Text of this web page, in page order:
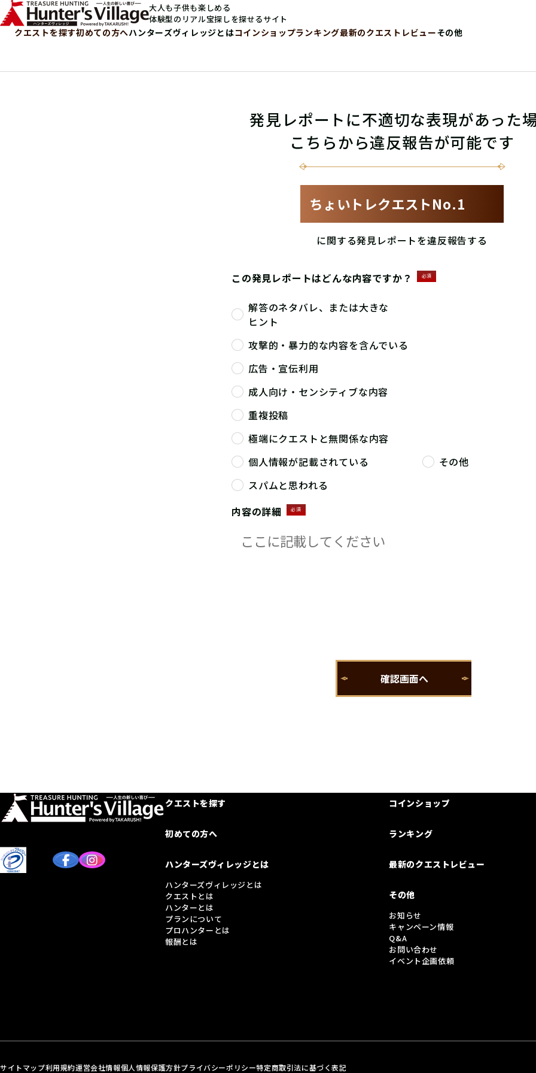
大人も子供も楽しめる
体験型のリアル宝探しを探せるサイト
クエストを探す初めての方へハンターズヴィレッジとはコインショップランキング最新のクエストレビューその他
発見レポートに不適切な表現があった
こちらから違反報告が可能です
ちょいトレクエストNo.1
に関する発見レポートを違反報告する
この発見レポートはどんな内容ですか？ 必須
解答のネタバレ、または大きな
ヒント
攻撃的・暴力的な内容を含んでいる
広告・宣伝利用
成人向け・センシティブな内容
重複投稿
極端にクエストと無関係な内容
個人情報が記載されている
その他
スパムと思われる
内容の詳細
必須
クエストを探す
初めての方へ
ハンターズヴィレッジとは
ハンターズヴィレッジとは
クエストとは
ハンターとは
プランについて
プロハンターとは
報酬とは
コインショップ
ランキング
最新のクエストレビュー
その他
お知らせ
キャンペーン情報
Q&A
お問い合わせ
イベント企画依頼
サイトマップ利用規約運営会社情報個人情報保護方針プライバシーポリシー特定商取引法に基づく表記